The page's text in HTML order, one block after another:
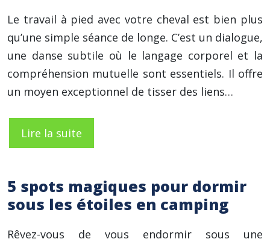
Le travail à pied avec votre cheval est bien plus
qu’une simple séance de longe. C’est un dialogue,
une danse subtile où le langage corporel et la
compréhension mutuelle sont essentiels. Il offre
un moyen exceptionnel de tisser des liens…
Lire la suite
5 spots magiques pour dormir
sous les étoiles en camping
Rêvez-vous de vous endormir sous une